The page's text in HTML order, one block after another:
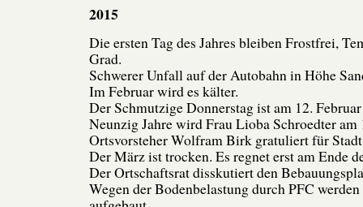
2015
Die ersten Tag des Jahres bleiben Frostfrei,
Grad.
Schwerer Unfall auf der Autobahn in Höhe
Im Februar wird es kälter.
Der Schmutzige Donnerstag ist am 12.
Neunzig Jahre wird Frau Lioba Schroedter am
Ortsvorsteher Wolfram Birk gratuliert für
Der März ist trocken. Es regnet erst am Ende
Der Ortschaftsrat disskutiert den
Wegen der Bodenbelastung durch PFC